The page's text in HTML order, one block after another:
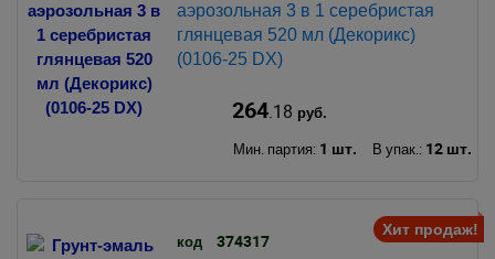
аэрозольная 3 в 1 серебристая
глянцевая 520 мл (Декорикс)
(0106-25 DX)
264.18 руб.
Мин. партия: 1 шт. В упак.: 12 шт.
Хит продаж!
код 374317